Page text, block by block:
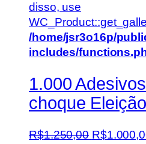
disso, use
/home/jsr3o16p/
includes/
1.000
choque
R$1.250,00 O
R$